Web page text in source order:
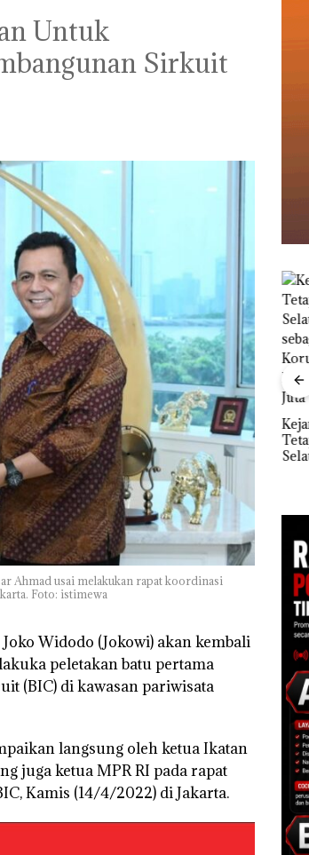
Untuk
Sirkuit
Ahmad usai melakukan rapat koordinasi
Foto: istimewa
Widodo (Jokowi) akan kembali
peletakan batu pertama
(BIC) di kawasan pariwisata
langsung oleh ketua Ikatan
juga ketua MPR RI pada rapat
Kamis (14/4/2022) di Jakarta.
ATR Nusron
Sorot Skandal
Kavling Laut
Kejari Natuna
Tetapkan Kades
Selaut Nonaktif
sebagai Tersangka
Korupsi APBDes,
Negara Rugi Rp533
Juta